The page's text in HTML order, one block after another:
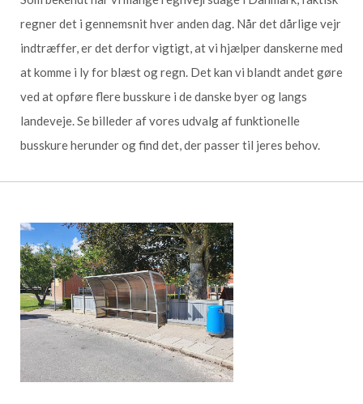
regner det i gennemsnit hver anden dag. Når det dårlige vejr
indtræffer, er det derfor vigtigt, at vi hjælper danskerne med
at komme i ly for blæst og regn. Det kan vi blandt andet gøre
ved at opføre flere busskure i de danske byer og langs
landeveje. Se billeder af vores udvalg af funktionelle
busskure herunder og find det, der passer til jeres behov.